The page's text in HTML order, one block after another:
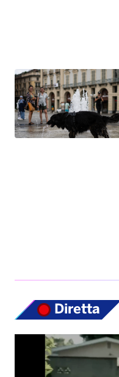
Diretta